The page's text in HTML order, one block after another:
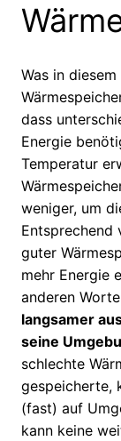
Was in
dass
Energie
Temperatur
weniger, um
Entsprechend
guter
mehr Energie
anderen
langsamer
seine
schlechte
gespeicherte,
(fast) auf
kann keine